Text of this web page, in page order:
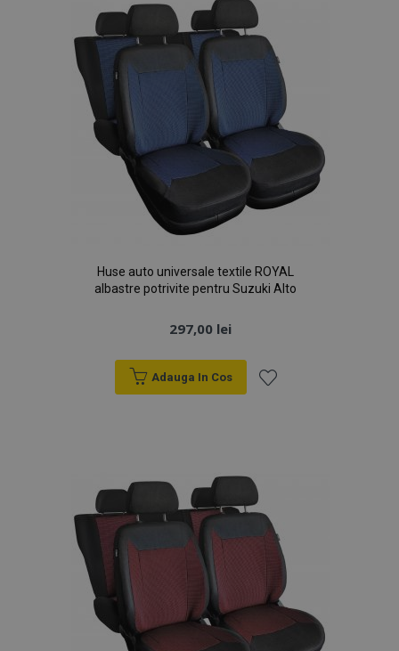
Huse auto universale textile ROYAL
albastre potrivite pentru Suzuki Alto
297,00 lei
Adauga In Cos
Dorințe